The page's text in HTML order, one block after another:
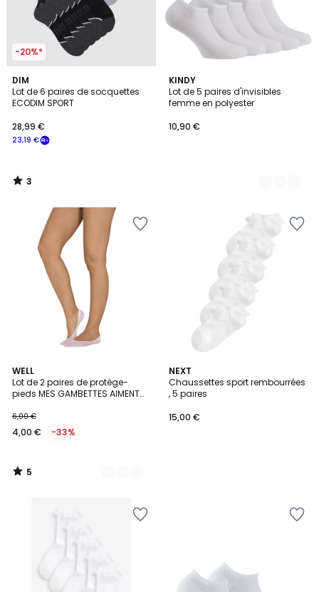
-20%*
DIM
Lot de 6 paires de socquettes
ECODIM SPORT
23,19 €
28,99 €
3
/
5
3
/
KINDY
Lot de 5 paires d'invisibles
femme en polyester
10,90 €
2
Couleurs
WELL
Lot de 2 paires de protège-
pieds MES GAMBETTES AIMENT
6,00 €
4,00 € -33%
5
/
5
3
Couleurs
5
/
NEXT
Chaussettes sport rembourrées
, 5 paires
15,00 €